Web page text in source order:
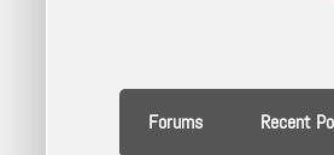
Forums Recent